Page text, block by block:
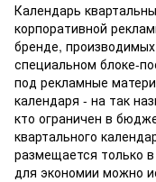
Календарь
корпоративной
бренде,
специальном блоке-
под рекламные
календаря - на так
кто ограничен в
квартального
размещается только
для экономии можно